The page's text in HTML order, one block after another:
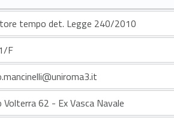
tempo det. Legge 240/2010
F
Volterra 62 - Ex Vasca Navale